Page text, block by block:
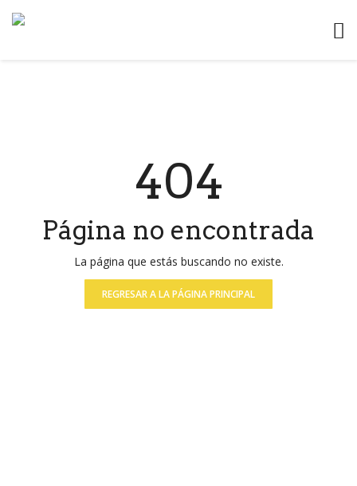
404
Página no encontrada
La página que estás buscando no existe.
REGRESAR A LA PÁGINA PRINCIPAL